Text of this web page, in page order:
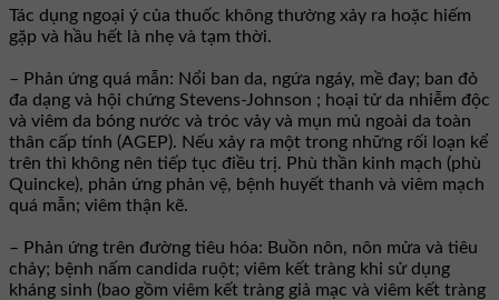
Tác dụng ngoại ý của thuốc không thường xảy ra hoặc hiếm
gặp và hầu hết là nhẹ và tạm thời.
– Phản ứng quá mẫn: Nổi ban da, ngứa ngáy, mề đay; ban đỏ
đa dạng và hội chứng Stevens-Johnson ; hoại tử da nhiễm độc
và viêm da bóng nước và tróc vảy và mụn mủ ngoài da toàn
thân cấp tính (AGEP). Nếu xảy ra một trong những rối loạn kể
trên thì không nên tiếp tục điều trị. Phù thần kinh mạch (phù
Quincke), phản ứng phản vệ, bệnh huyết thanh và viêm mạch
quá mẫn; viêm thận kẽ.
– Phản ứng trên đường tiêu hóa: Buồn nôn, nôn mửa và tiêu
chảy; bệnh nấm candida ruột; viêm kết tràng khi sử dụng
kháng sinh (bao gồm viêm kết tràng giả mạc và viêm kết tràng